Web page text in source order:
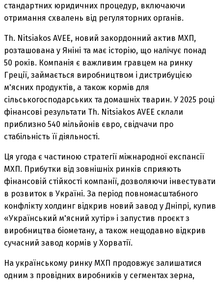
стандартних юридичних процедур, включаючи
отримання схвалень від регуляторних органів.
Th. Nitsiakos AVEE, новий закордонний актив МХП,
розташована у Яніні та має історію, що налічує понад
50 років. Компанія є важливим гравцем на ринку
Греції, займається виробництвом і дистрибуцією
м'ясних продуктів, а також кормів для
сільськогосподарських та домашніх тварин. У 2025 році
фінансові результати Th. Nitsiakos AVEE склали
приблизно 540 мільйонів євро, свідчачи про
стабільність її діяльності.
Ця угода є частиною стратегії міжнародної експансії
МХП. Прибутки від зовнішніх ринків сприяють
фінансовій стійкості компанії, дозволяючи інвестувати
в розвиток в Україні. За період повномасштабного
конфлікту холдинг відкрив новий завод у Дніпрі, купив
«Український м'ясний хутір» і запустив проєкт з
виробництва біометану, а також нещодавно відкрив
сучасний завод кормів у Хорватії.
На українському ринку МХП продовжує залишатися
одним з провідних виробників у сегментах зерна,